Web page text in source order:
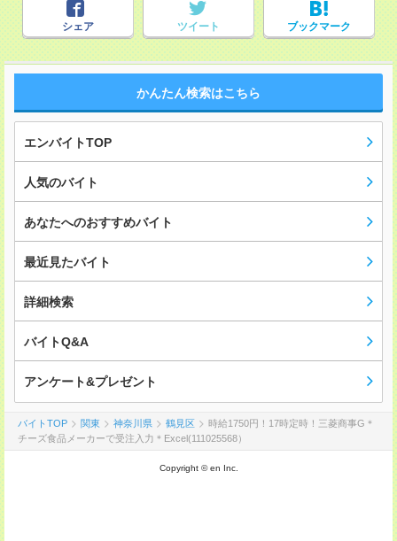
シェア ツイート ブックマーク
かんたん検索はこちら
エンバイトTOP
人気のバイト
あなたへのおすすめバイト
最近見たバイト
詳細検索
バイトQ&A
アンケート&プレゼント
バイトTOP 関東 神奈川県 鶴見区
時給1750円！17時定時！三菱商事G＊
チーズ食品メーカーで受注入力＊Excel(111025568）
Copyright © en Inc.